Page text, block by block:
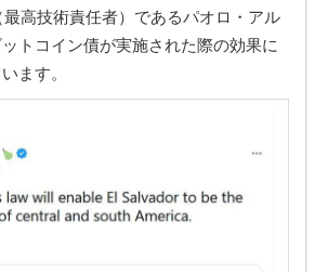
高技術責任者）であるパオロ・アル
トコイン債が実施された際の効果に
ます。